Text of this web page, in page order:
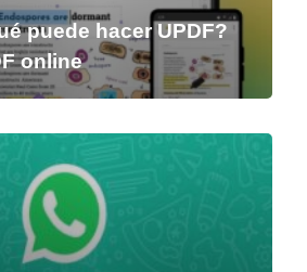
puede hacer UPDF?
online